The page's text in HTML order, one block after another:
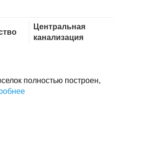
Центральная
канализация
полностью построен,